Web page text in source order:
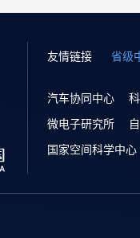
友情链接 省级
汽车协同中心
微电子研究所
国家空间科学中心